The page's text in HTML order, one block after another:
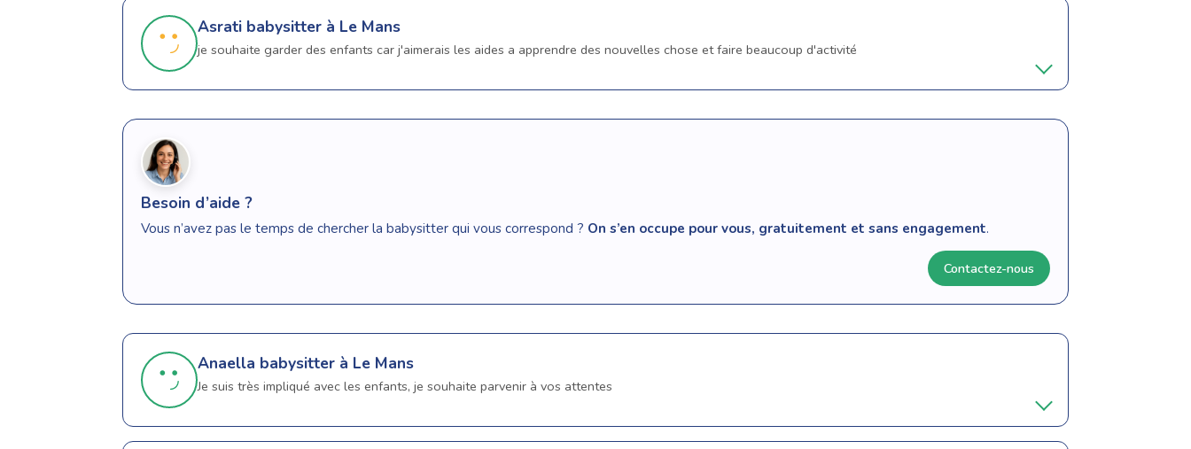
Asrati babysitter à Le Mans
je souhaite garder des enfants car j'aimerais les aides a apprendre des nouvelles chose et faire beaucoup d'activité
Besoin d’aide ?
Vous n’avez pas le temps de chercher la babysitter qui vous correspond ? On s’en occupe pour vous, gratuitement et sans engagement.
Contactez-nous
Anaella babysitter à Le Mans
Je suis très impliqué avec les enfants, je souhaite parvenir à vos attentes